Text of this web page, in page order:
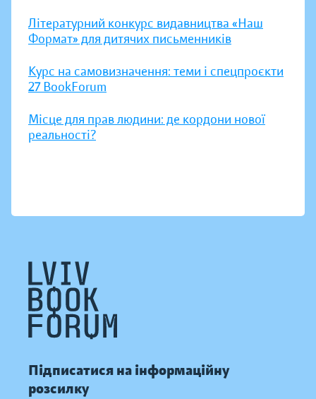
Літературний конкурс видавництва «Наш
Формат» для дитячих письменників
Курс на самовизначення: теми і спецпроєкти
27 BookForum
Місце для прав людини: де кордони нової
реальності?
Підписатися на інформаційну
розсилку